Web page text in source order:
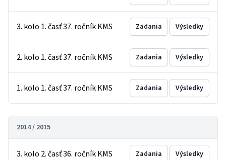
3. kolo 1. časť 37. ročník KMS Zadania Výsledky
2. kolo 1. časť 37. ročník KMS Zadania Výsledky
1. kolo 1. časť 37. ročník KMS Zadania Výsledky
2014 / 2015
3. kolo 2. časť 36. ročník KMS Zadania Výsledky